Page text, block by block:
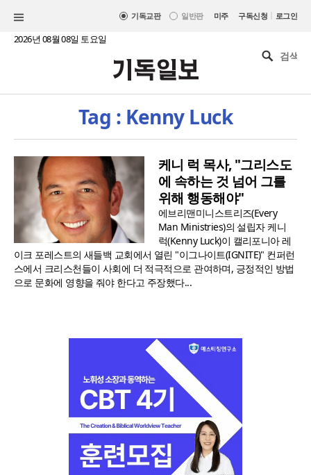
기독교판 일반판 미주 구독신청 | 로그인
2026년 08월 08일 토요일
Tag : Kenny Luck
케니 럭 목사, "그리스도
에 속하는 것 넘어 그를
위해 행동해야"
에브리맨미니스트리즈(Every
Man Ministries)의 설립자 케니
럭(Kenny Luck)이 캘리포니아 레
이크 포레스트의 새들백 교회에서 열린 "이그나이트(IGNITE)" 컨퍼런
스에서 크리스천들이 사회에 더 적극적으로 관여하며, 긍정적인 방법
으로 문화에 영향을 줘야 한다고 주장했다...